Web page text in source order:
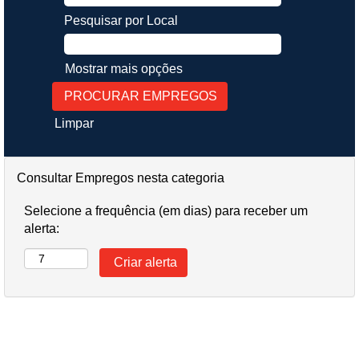
Pesquisar por Local
Mostrar mais opções
Limpar
Consultar Empregos nesta categoria
Selecione a frequência (em dias) para receber um
alerta: